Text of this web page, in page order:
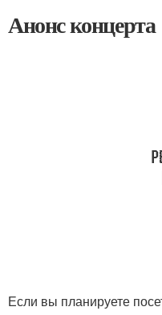
Анонс концерта
Если вы планируете